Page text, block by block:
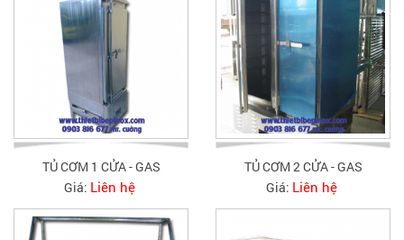
TỦ CƠM 1 CỬA - GAS
Giá: Liên hệ
TỦ CƠM 2 CỬA - GAS
Giá: Liên hệ